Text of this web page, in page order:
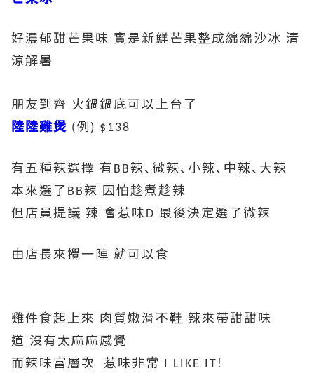
好濃郁甜芒果味 實是新鮮芒果整成綿綿沙冰 清
涼解暑
朋友到齊 火鍋鍋底可以上台了
陸陸雞煲 (例 ) $138
有五種辣選擇 有 BB辣､微辣､小辣､中辣､大辣
本來選了 BB辣 因怕趁煮趁辣
但店員提議 辣 會惹味 D 最後決定選了微辣
由店長來攪一陣 就可以食
雞件食起上來 肉質嫩滑不鞋 辣來帶甜甜味
道 沒有太麻麻感覺
而辣味富層次
惹味非常 I LIKE IT!